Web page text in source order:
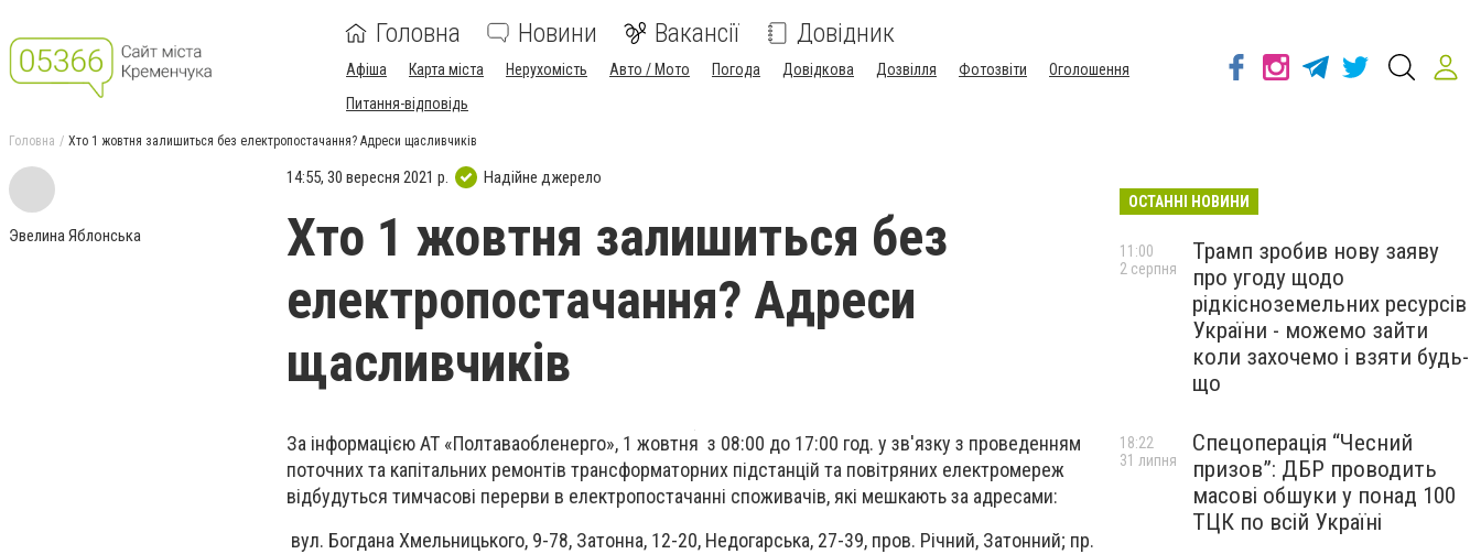
Головна Новини Вакансії Довідник
Афіша Карта міста Нерухомість Авто / Мото Погода Довідкова Дозвілля Фотозвіти
Оголошення
Питання-відповідь
Головна Хто 1 жовтня залишиться без електропостачання? Адреси щасливчиків
Эвелина Яблонська
14:55, 30 вересня 2021 р. Надійне джерело
Хто 1 жовтня залишиться без
електропостачання? Адреси
щасливчиків
За інформацією АТ «Полтаваобленерго», 1 жовтня з 08:00 до 17:00 год. у зв'язку з проведенням
поточних та капітальних ремонтів трансформаторних підстанцій та повітряних електромереж
відбудуться тимчасові перерви в електропостачанні споживачів, які мешкають за адресами:
вул. Богдана Хмельницького, 9-78, Затонна, 12-20, Недогарська, 27-39, пров. Річний, Затонний; пр.
ОСТАННІ НОВИНИ
Трамп зробив нову заяву
про угоду щодо
рідкісноземельних ресурсів
України - можемо зайти
коли захочемо і взяти будь-
що
11:00
2 серпня
Спецоперація “Чесний
призов”: ДБР проводить
масові обшуки у понад 100
ТЦК по всій Україні
18:22
31 липня